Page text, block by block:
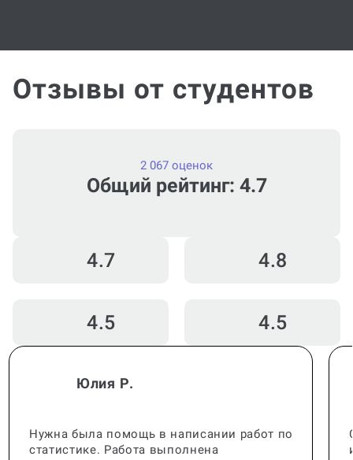
Отзывы от студентов
Общий рейтинг: 4.7
2 067 оценок
4.7 4.8
4.5 4.5
Юлия Р.
Нужна была помощь в написании работ по
статистике. Работа выполнена